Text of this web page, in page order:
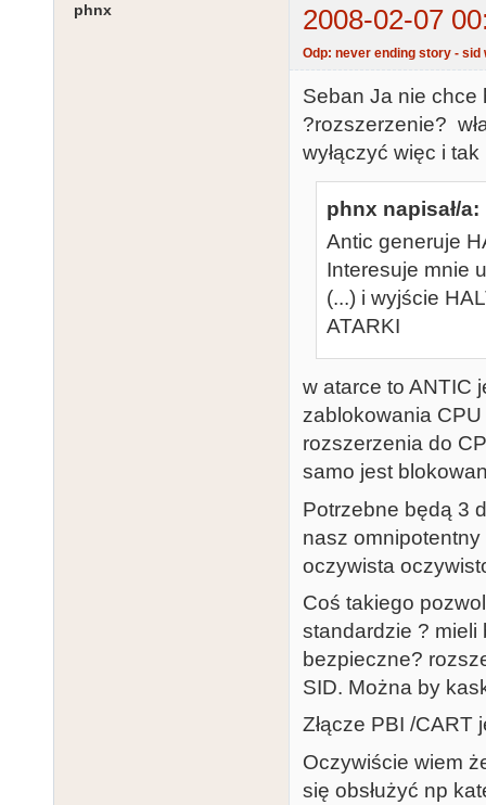
phnx 2008-02-07
Odp: never ending story - sid
Seban Ja nie chce
?rozszerzenie?
wyłączyć więc i
phnx napisał/a:
Antic generuje
Interesuje mnie
(...) i wyjście
ATARKI
w atarce to ANTIC
zablokowania
rozszerzenia do
samo jest
Potrzebne będą 3
nasz
oczywista
Coś takiego
standardzie ?
bezpieczne?
SID. Można by
Złącze PBI /CART
Oczywiście wiem
się obsłużyć np